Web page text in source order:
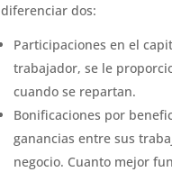
diferenciar dos:
Participaciones en el
trabajador, se le
cuando se repartan.
Bonificaciones por
ganancias entre sus
negocio. Cuanto mejor